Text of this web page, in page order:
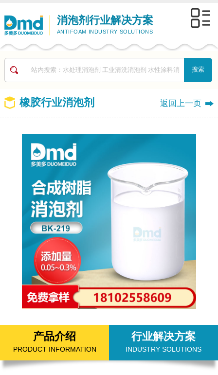
消泡剂行业解决方案
ANTIFOAM INDUSTRY SOLUTIONS
橡胶行业消泡剂 返回上一页
产品介绍
PRODUCT INFORMATION
行业解决方案
INDUSTRY SOLUTIONS